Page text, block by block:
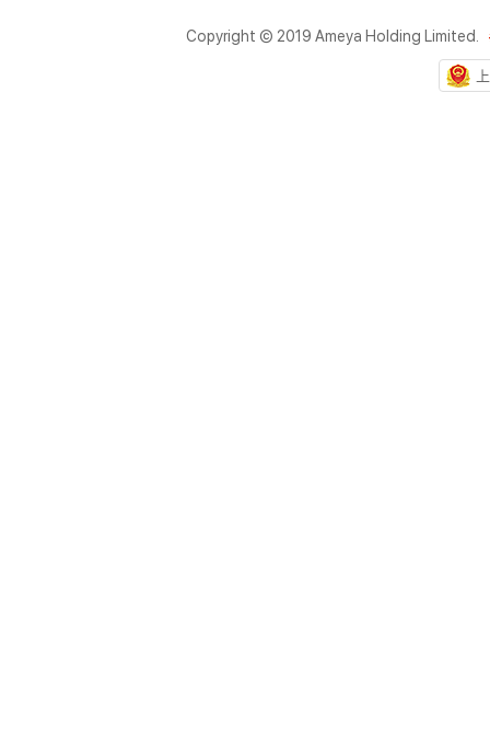
Copyright © 2019 Ameya Holding Limited.